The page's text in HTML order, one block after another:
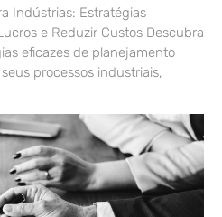
Indústrias: Estratégias
e Reduzir Custos Descubra
eficazes de planejamento
processos industriais,